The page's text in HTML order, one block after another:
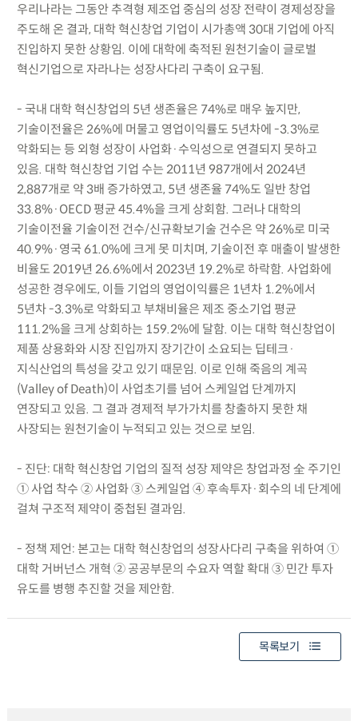
우리나라는 그동안 추격형 제조업 중심의 성장 전략이 경제성장을
주도해 온 결과, 대학 혁신창업 기업이 시가총액 30대 기업에 아직
진입하지 못한 상황임. 이에 대학에 축적된 원천기술이 글로벌
혁신기업으로 자라나는 성장사다리 구축이 요구됨.
- 국내 대학 혁신창업의 5년 생존율은 74%로 매우 높지만,
기술이전율은 26%에 머물고 영업이익률도 5년차에 -3.3%로
악화되는 등 외형 성장이 사업화·수익성으로 연결되지 못하고
있음. 대학 혁신창업 기업 수는 2011년 987개에서 2024년
2,887개로 약 3배 증가하였고, 5년 생존율 74%도 일반 창업
33.8%·OECD 평균 45.4%을 크게 상회함. 그러나 대학의
기술이전율 기술이전 건수/신규확보기술 건수은 약 26%로 미국
40.9%·영국 61.0%에 크게 못 미치며, 기술이전 후 매출이 발생한
비율도 2019년 26.6%에서 2023년 19.2%로 하락함. 사업화에
성공한 경우에도, 이들 기업의 영업이익률은 1년차 1.2%에서
5년차 -3.3%로 악화되고 부채비율은 제조 중소기업 평균
111.2%을 크게 상회하는 159.2%에 달함. 이는 대학 혁신창업이
제품 상용화와 시장 진입까지 장기간이 소요되는 딥테크·
지식산업의 특성을 갖고 있기 때문임. 이로 인해 죽음의 계곡
(Valley of Death)이 사업초기를 넘어 스케일업 단계까지
연장되고 있음. 그 결과 경제적 부가가치를 창출하지 못한 채
사장되는 원천기술이 누적되고 있는 것으로 보임.
- 진단: 대학 혁신창업 기업의 질적 성장 제약은 창업과정 全 주기인
① 사업 착수 ② 사업화 ③ 스케일업 ④ 후속투자·회수의 네 단계에
걸쳐 구조적 제약이 중첩된 결과임.
- 정책 제언: 본고는 대학 혁신창업의 성장사다리 구축을 위하여 ①
대학 거버넌스 개혁 ② 공공부문의 수요자 역할 확대 ③ 민간 투자
유도를 병행 추진할 것을 제안함.
목록보기